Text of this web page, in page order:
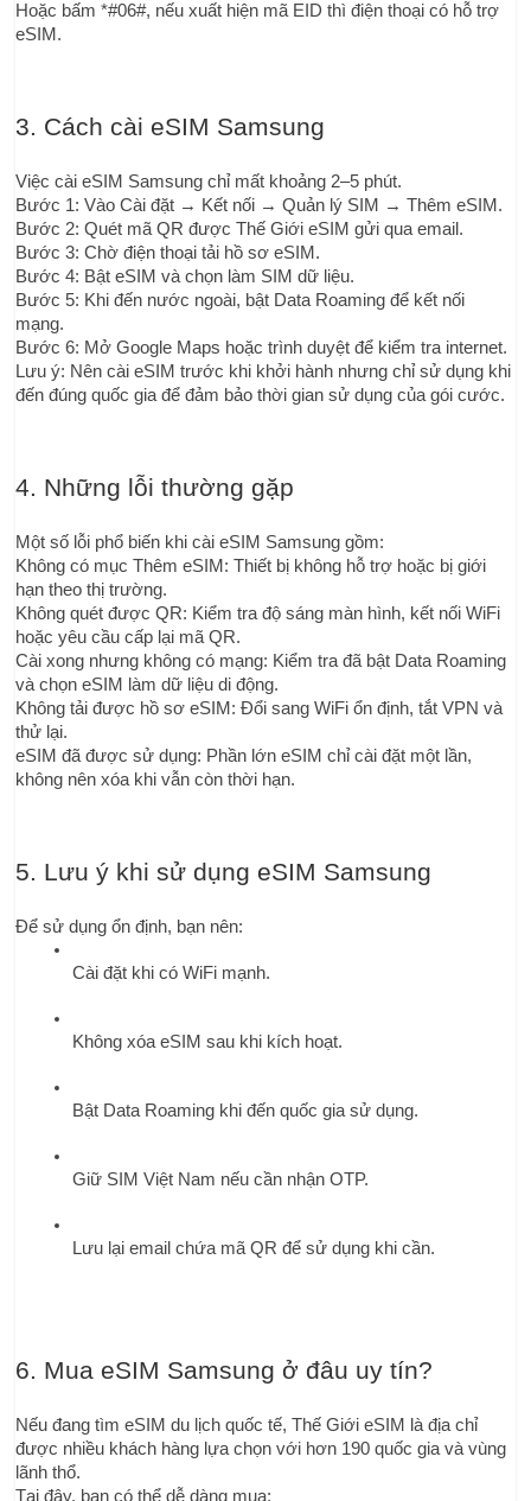
Hoặc bấm *#06#, nếu xuất hiện mã EID thì điện thoại có hỗ trợ
eSIM.
3. Cách cài eSIM Samsung
Việc cài eSIM Samsung chỉ mất khoảng 2–5 phút.
Bước 1: Vào Cài đặt → Kết nối → Quản lý SIM → Thêm eSIM.
Bước 2: Quét mã QR được Thế Giới eSIM gửi qua email.
Bước 3: Chờ điện thoại tải hồ sơ eSIM.
Bước 4: Bật eSIM và chọn làm SIM dữ liệu.
Bước 5: Khi đến nước ngoài, bật Data Roaming để kết nối
mạng.
Bước 6: Mở Google Maps hoặc trình duyệt để kiểm tra internet.
Lưu ý: Nên cài eSIM trước khi khởi hành nhưng chỉ sử dụng khi
đến đúng quốc gia để đảm bảo thời gian sử dụng của gói cước.
4. Những lỗi thường gặp
Một số lỗi phổ biến khi cài eSIM Samsung gồm:
Không có mục Thêm eSIM: Thiết bị không hỗ trợ hoặc bị giới
hạn theo thị trường.
Không quét được QR: Kiểm tra độ sáng màn hình, kết nối WiFi
hoặc yêu cầu cấp lại mã QR.
Cài xong nhưng không có mạng: Kiểm tra đã bật Data Roaming
và chọn eSIM làm dữ liệu di động.
Không tải được hồ sơ eSIM: Đổi sang WiFi ổn định, tắt VPN và
thử lại.
eSIM đã được sử dụng: Phần lớn eSIM chỉ cài đặt một lần,
không nên xóa khi vẫn còn thời hạn.
5. Lưu ý khi sử dụng eSIM Samsung
Để sử dụng ổn định, bạn nên:
Cài đặt khi có WiFi mạnh.
Không xóa eSIM sau khi kích hoạt.
Bật Data Roaming khi đến quốc gia sử dụng.
Giữ SIM Việt Nam nếu cần nhận OTP.
Lưu lại email chứa mã QR để sử dụng khi cần.
6. Mua eSIM Samsung ở đâu uy tín?
Nếu đang tìm eSIM du lịch quốc tế, Thế Giới eSIM là địa chỉ
được nhiều khách hàng lựa chọn với hơn 190 quốc gia và vùng
lãnh thổ.
Tại đây, bạn có thể dễ dàng mua: